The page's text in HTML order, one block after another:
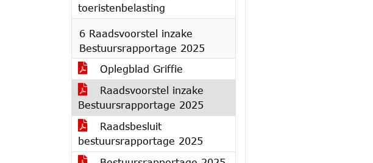
toeristenbelasting
6 Raadsvoorstel inzake
Bestuursrapportage 2025
Oplegblad Griffie
Raadsvoorstel inzake
Bestuursrapportage 2025
Raadsbesluit
bestuursrapportage 2025